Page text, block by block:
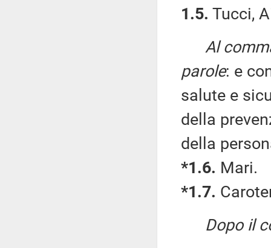
1.5. Tucci,
Al
parole: e
salute e
della
della
*1.6. Mari.
*1.7.
Dopo il